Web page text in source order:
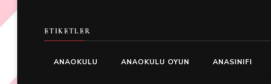
ETIKETLER
ANAOKULU ANAOKULU OYUN ANASINIFI